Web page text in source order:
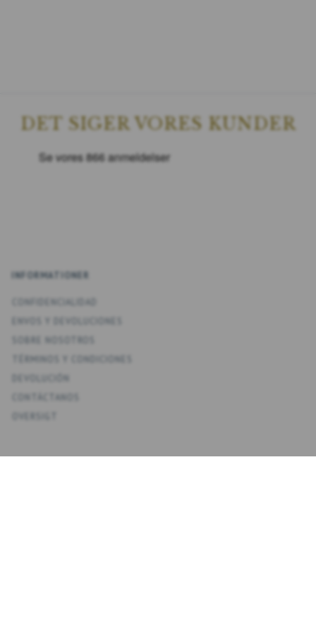
DET SIGER VORES KUNDER
INFORMATIONER
CONFIDENCIALIDAD
TÉRMINOS Y CONDICIONES
CONTÁCTANOS